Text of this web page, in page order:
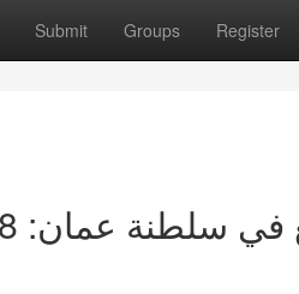
Submit Groups Register